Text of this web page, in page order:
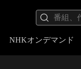
NHKオンデマンド